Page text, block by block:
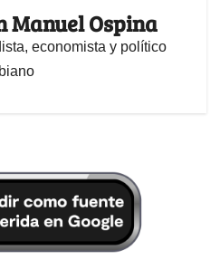
Manuel Ospina
economista y político